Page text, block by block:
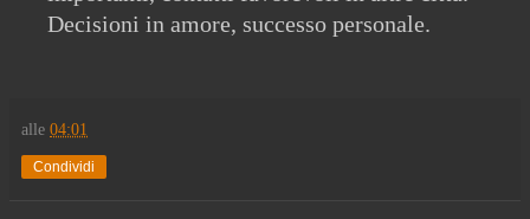
Decisioni in amore, successo personale.
alle 04:01
Condividi